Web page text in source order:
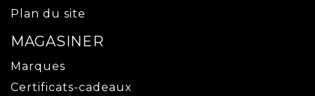
Plan du site
MAGASINER
Marques
Certificats-cadeaux